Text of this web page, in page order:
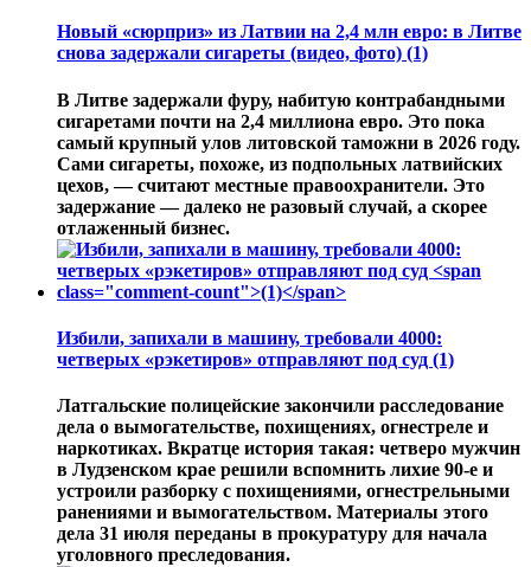
Новый «сюрприз» из Латвии на 2,4 млн евро: в Литве
снова задержали сигареты (видео, фото) (1)
В Литве задержали фуру, набитую контрабандными
сигаретами почти на 2,4 миллиона евро. Это пока
самый крупный улов литовской таможни в 2026 году.
Сами сигареты, похоже, из подпольных латвийских
цехов, — считают местные правоохранители. Это
задержание — далеко не разовый случай, а скорее
отлаженный бизнес.
Избили, запихали в машину, требовали 4000:
четверых «рэкетиров» отправляют под суд (1)
Латгальские полицейские закончили расследование
дела о вымогательстве, похищениях, огнестреле и
наркотиках. Вкратце история такая: четверо мужчин
в Лудзенском крае решили вспомнить лихие 90-е и
устроили разборку с похищениями, огнестрельными
ранениями и вымогательством. Материалы этого
дела 31 июля переданы в прокуратуру для начала
уголовного преследования.